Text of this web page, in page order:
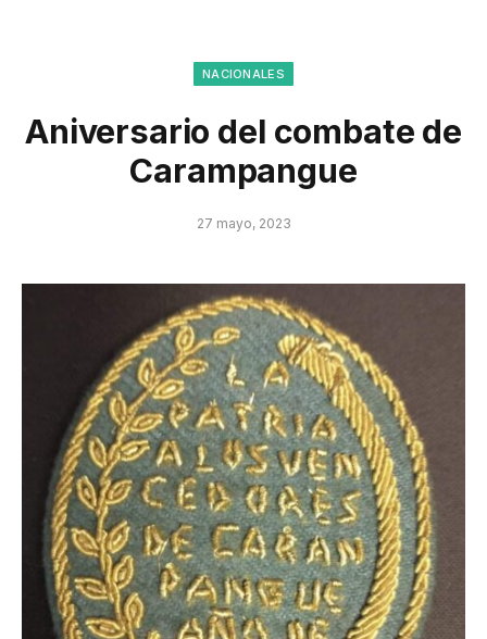
NACIONALES
Aniversario del combate de
Carampangue
27 mayo, 2023